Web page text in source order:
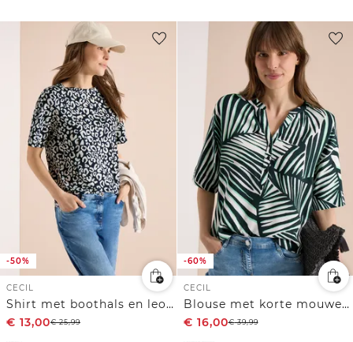
-50%
CECIL
Shirt met boothals en leoprint
€ 13,00€25,99
-60%
CECIL
Blouse met korte mouwen, gespleten hals en print
€ 16,00€39,99